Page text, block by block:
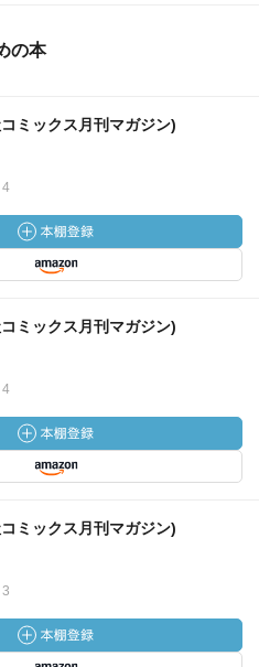
の本
ミックス月刊マガジン)
4
ミックス月刊マガジン)
4
ミックス月刊マガジン)
3